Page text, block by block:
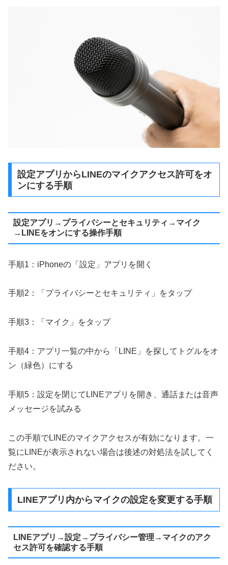
設定アプリからLINEのマイクアクセス許可をオ
ンにする手順
設定アプリ→プライバシーとセキュリティ→マイク
→LINEをオンにする操作手順
手順1：iPhoneの「設定」アプリを開く
手順2：「プライバシーとセキュリティ」をタップ
手順3：「マイク」をタップ
手順4：アプリ一覧の中から「LINE」を探してトグルをオ
ン（緑色）にする
手順5：設定を閉じてLINEアプリを開き、通話または音声
メッセージを試みる
この手順でLINEのマイクアクセスが有効になります。一
覧にLINEが表示されない場合は後述の対処法を試してく
ださい。
LINEアプリ内からマイクの設定を変更する手順
LINEアプリ→設定→プライバシー管理→マイクのアク
セス許可を確認する手順